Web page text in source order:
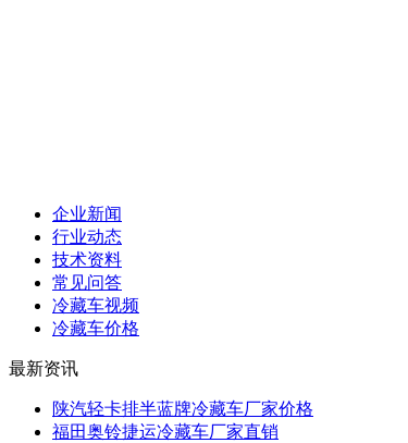
企业新闻
行业动态
技术资料
常见问答
冷藏车视频
冷藏车价格
最新资讯
陕汽轻卡排半蓝牌冷藏车厂家价格
福田奥铃捷运冷藏车厂家直销